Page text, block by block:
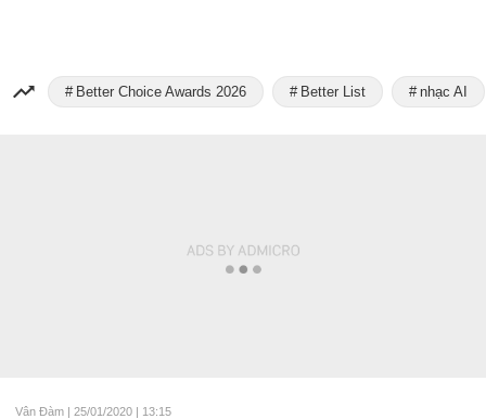
Better Choice Awards 2026 Better List nhạc AI
Vân Đàm | 25/01/2020 | 13:15